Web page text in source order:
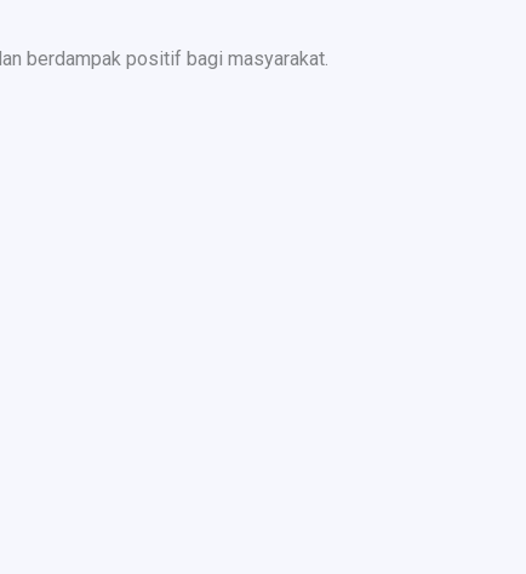
berdampak positif bagi masyarakat.